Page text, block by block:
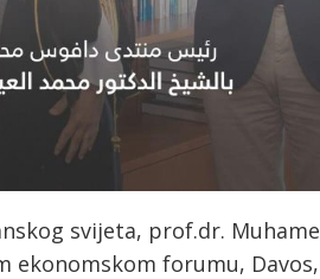
svijeta, prof.dr.
ekonomskom forumu,